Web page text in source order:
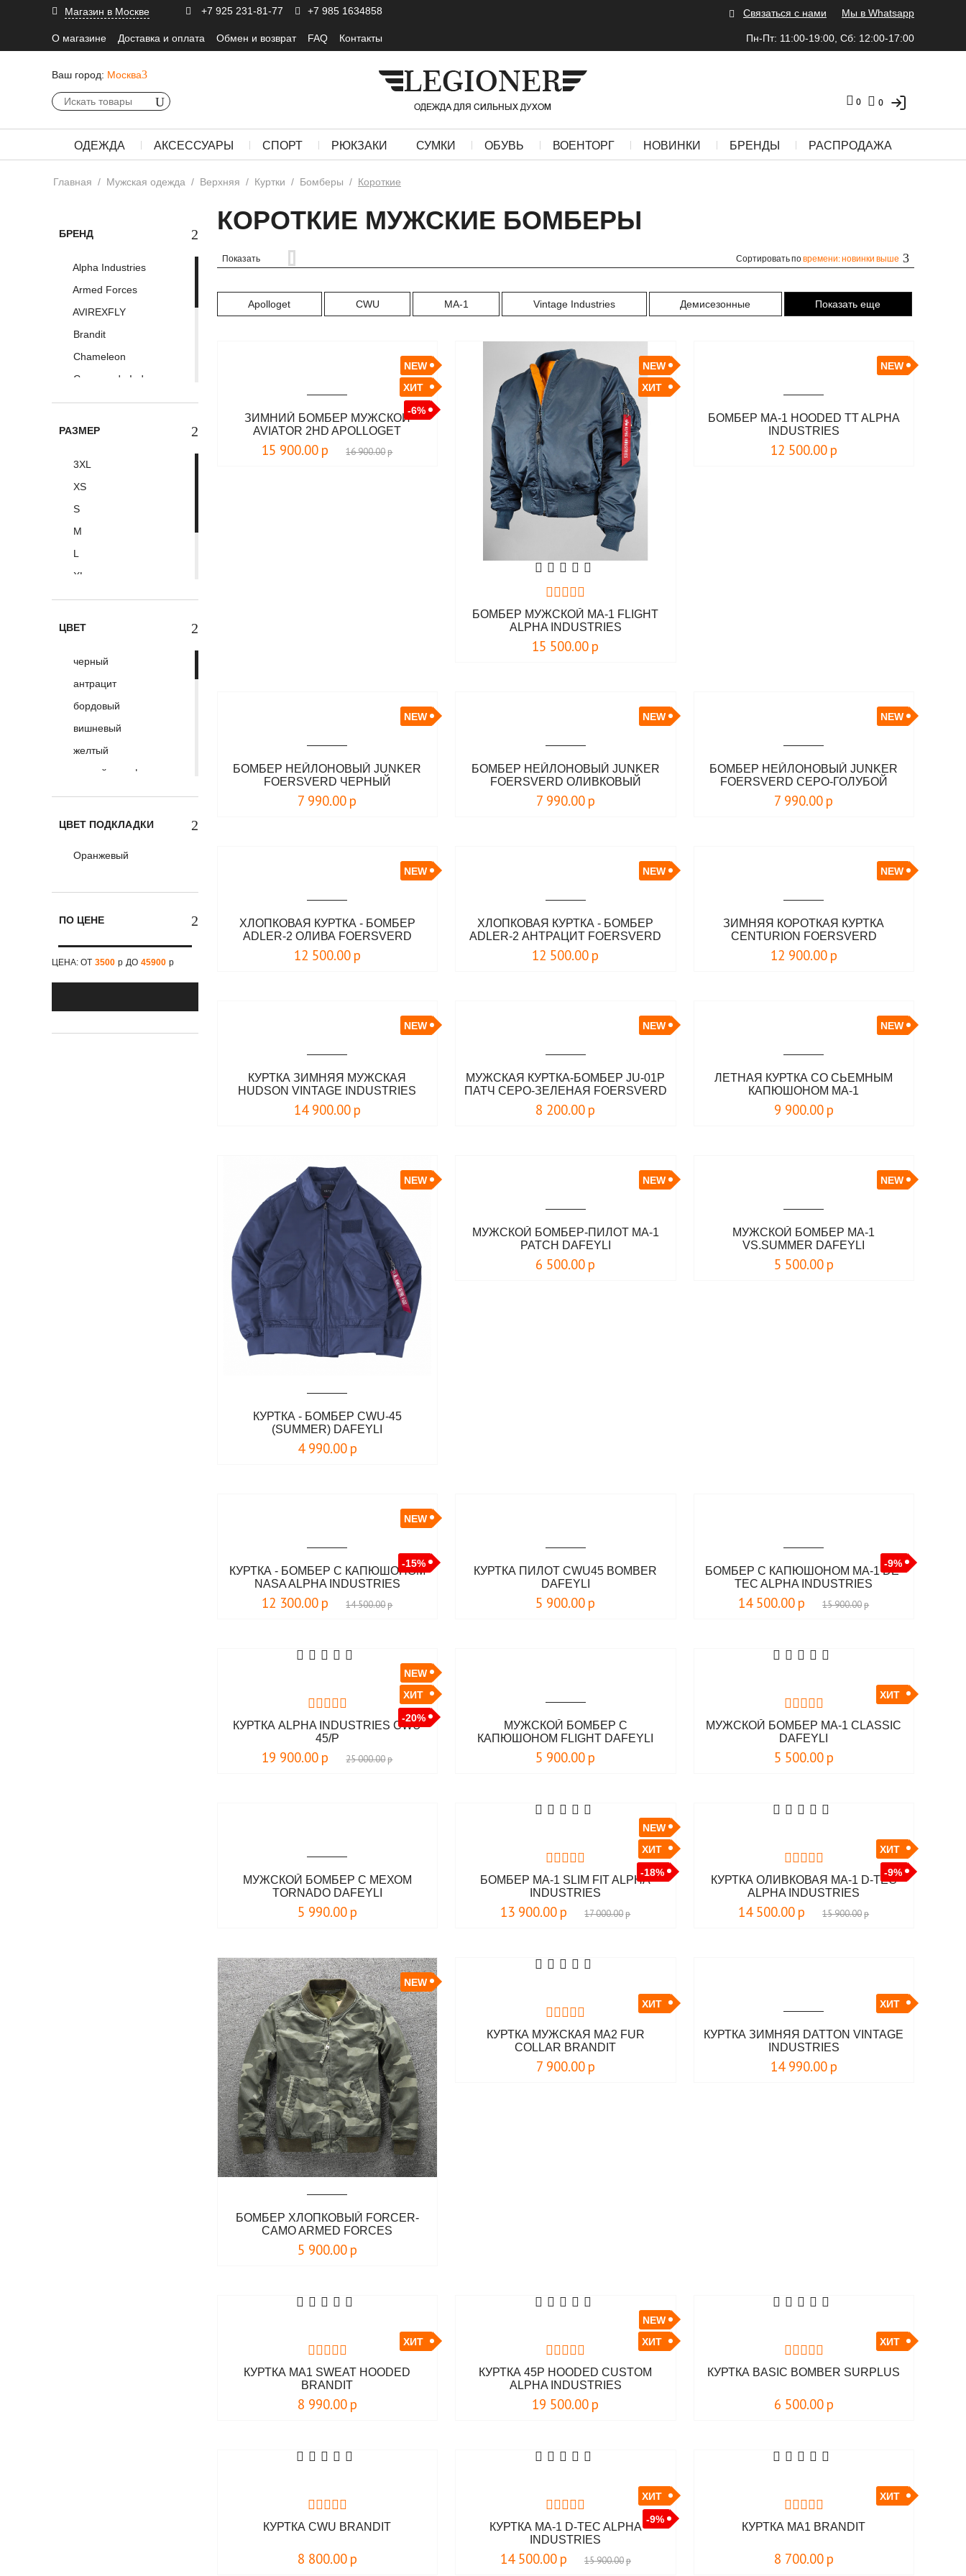
Магазин в Москве +7 925 231-81-77 +7 985 1634858 Связаться с нами Мы в Whatsapp
О магазине Доставка и оплата Обмен и возврат FAQ Контакты Пн-Пт: 11:00-19:00, Сб: 12:00-17:00
Ваш город: Москва
0
0
ОДЕЖДА АКСЕССУАРЫ СПОРТ РЮКЗАКИ СУМКИ ОБУВЬ ВОЕНТОРГ НОВИНКИ БРЕНДЫ РАСПРОДАЖА
Главная / Мужская одежда / Верхняя / Куртки / Бомберы / Короткие
БРЕНД
Alpha Industries
Armed Forces
AVIREXFLY
Brandit
Chameleon
Commando Ind.
DAFEYLI
Mil-Tec
Nord Storm
Surplus
Vintage Industries
Белояр
РАЗМЕР
3XL
XS
S
M
L
XL
XXL
ЦВЕТ
черный
антрацит
бордовый
вишневый
желтый
лесной камуфляж
оливковый
серо-голубой
сине-голубой
сине-серый
ЦВЕТ ПОДКЛАДКИ
Оранжевый
ПО ЦЕНЕ
ЦЕНА: ОТ 3500 р ДО 45900 р
КОРОТКИЕ МУЖСКИЕ БОМБЕРЫ
Показать Сортировать повремени: новинки выше
Apolloget CWU MA-1 Vintage Industries Демисезонные Показать еще
-6%
NEW
ХИТ
ЗИМНИЙ БОМБЕР МУЖСКОЙ
AVIATOR 2HD APOLLOGET
15 900.00 р 16 900.00р
NEW
ХИТ
БОМБЕР МУЖСКОЙ MA-1 FLIGHT
ALPHA INDUSTRIES
15 500.00 р
NEW
БОМБЕР MA-1 HOODED TT ALPHA
INDUSTRIES
12 500.00 р
NEW
БОМБЕР НЕЙЛОНОВЫЙ JUNKER
FOERSVERD ЧЕРНЫЙ
7 990.00 р
NEW
БОМБЕР НЕЙЛОНОВЫЙ JUNKER
FOERSVERD ОЛИВКОВЫЙ
7 990.00 р
NEW
БОМБЕР НЕЙЛОНОВЫЙ JUNKER
FOERSVERD СЕРО-ГОЛУБОЙ
7 990.00 р
NEW
ХЛОПКОВАЯ КУРТКА - БОМБЕР
АDLER-2 ОЛИВА FOERSVERD
12 500.00 р
NEW
ХЛОПКОВАЯ КУРТКА - БОМБЕР
АDLER-2 АНТРАЦИТ FOERSVERD
12 500.00 р
NEW
ЗИМНЯЯ КОРОТКАЯ КУРТКА
CENTURION FOERSVERD
12 900.00 р
NEW
КУРТКА ЗИМНЯЯ МУЖСКАЯ
HUDSON VINTAGE INDUSTRIES
14 900.00 р
NEW
МУЖСКАЯ КУРТКА-БОМБЕР JU-01P
ПАТЧ СЕРО-ЗЕЛЕНАЯ FOERSVERD
8 200.00 р
NEW
ЛЕТНАЯ КУРТКА СО СЬЕМНЫМ
КАПЮШОНОМ MA-1
9 900.00 р
NEW
КУРТКА - БОМБЕР CWU-45
(SUMMER) DAFEYLI
4 990.00 р
NEW
МУЖСКОЙ БОМБЕР-ПИЛОТ MA-1
PATCH DAFEYLI
6 500.00 р
NEW
МУЖСКОЙ БОМБЕР MA-1
VS.SUMMER DAFEYLI
5 500.00 р
-15%
NEW
КУРТКА - БОМБЕР С КАПЮШОНОМ
NASA ALPHA INDUSTRIES
12 300.00 р 14 500.00р
КУРТКА ПИЛОТ CWU45 BOMBER
DAFEYLI
5 900.00 р
-9%
БОМБЕР С КАПЮШОНОМ MA-1 DE-
TEC ALPHA INDUSTRIES
14 500.00 р 15 900.00р
-20%
NEW
ХИТ
КУРТКА ALPHA INDUSTRIES CWU
45/P
19 900.00 р 25 000.00р
МУЖСКОЙ БОМБЕР С
КАПЮШОНОМ FLIGHT DAFEYLI
5 900.00 р
ХИТ
МУЖСКОЙ БОМБЕР MA-1 CLASSIC
DAFEYLI
5 500.00 р
МУЖСКОЙ БОМБЕР С МЕХОМ
TORNADO DAFEYLI
5 990.00 р
-18%
NEW
ХИТ
БОМБЕР MA-1 SLIM FIT ALPHA
INDUSTRIES
13 900.00 р 17 000.00р
-9%
ХИТ
КУРТКА ОЛИВКОВАЯ MA-1 D-TEC
ALPHA INDUSTRIES
14 500.00 р 15 900.00р
NEW
БОМБЕР ХЛОПКОВЫЙ FORCER-
CAMO ARMED FORCES
5 900.00 р
ХИТ
КУРТКА МУЖСКАЯ MA2 FUR
COLLAR BRANDIT
7 900.00 р
ХИТ
КУРТКА ЗИМНЯЯ DATTON VINTAGE
INDUSTRIES
14 990.00 р
ХИТ
КУРТКА MA1 SWEAT HOODED
BRANDIT
8 990.00 р
NEW
ХИТ
КУРТКА 45P HOODED CUSTOM
ALPHA INDUSTRIES
19 500.00 р
ХИТ
КУРТКА BASIC BOMBER SURPLUS
6 500.00 р
КУРТКА CWU BRANDIT
8 800.00 р
-9%
ХИТ
КУРТКА MA-1 D-TEC ALPHA
INDUSTRIES
14 500.00 р 15 900.00р
ХИТ
КУРТКА MA1 BRANDIT
8 700.00 р